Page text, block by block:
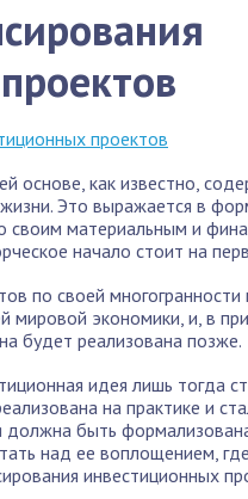
основе, как известно,
Это выражается в
своим материальным и
начало стоит на
по своей
мировой экономики, и, в
будет реализована позже.
идея лишь тогда
на практике и
быть
над ее воплощением,
инвестиционных